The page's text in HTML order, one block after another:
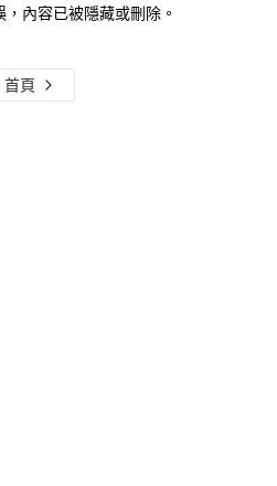
內容已被隱藏或刪除。
首頁